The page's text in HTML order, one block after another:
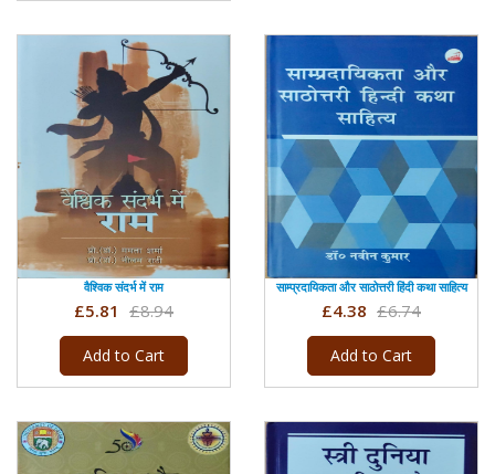
वैश्विक संदर्भ में राम
£5.81 £8.94
Add to Cart
साम्प्रदायिकता और साठोत्तरी हिंदी कथा साहित्य
£4.38 £6.74
Add to Cart